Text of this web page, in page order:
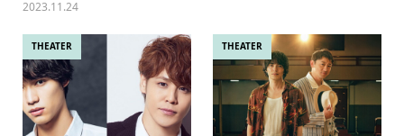
2023.11.24
THEATER THEATER